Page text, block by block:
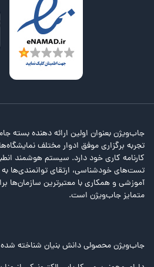
جاب‌ویژن بعنوان اولین ارائه دهنده بسته
تجربه برگزاری موفق ادوار مختلف
کارنامه کاری خود دارد. سیستم هوشمند
تست‌های خودشناسی، ارتقای توانمندی‌ها
آموزشی و همکاری با معتبرترین سازمان‌ها
متمایز جاب‌ویژن است.
جاب‌ویژن محصولی دانش بنیان شناخته